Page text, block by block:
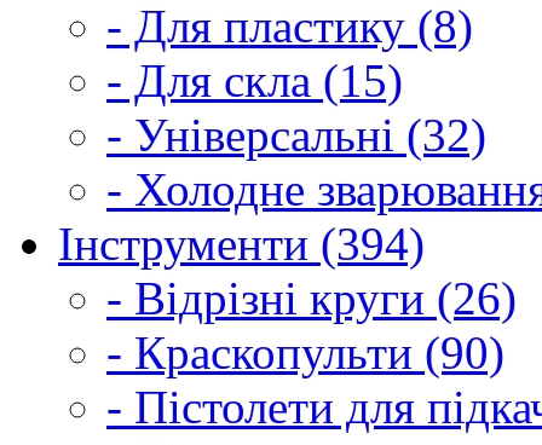
- Для пластику (8)
- Для скла (15)
- Універсальні (32)
- Холодне
Інструменти (394)
- Відрізні круги (26)
- Краскопульти (90)
- Пістолети для